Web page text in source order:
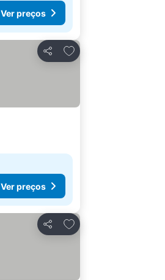
Ver preços
Partilhar
Adicionar aos favoritos
Ver preços
Partilhar
Adicionar aos favoritos